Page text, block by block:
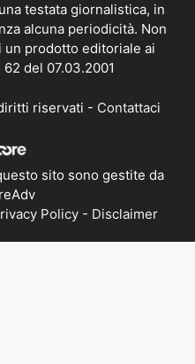
testata giornalistica, in
alcuna periodicità. Non
prodotto editoriale ai
del 07.03.2001
riservati - Contattaci
sito sono gestite da
Policy - Disclaimer